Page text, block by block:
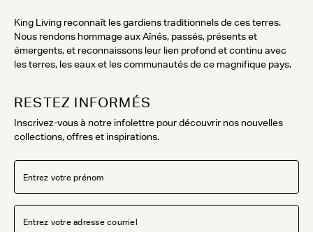
King Living reconnaît les gardiens traditionnels de ces terres.
Nous rendons hommage aux Aînés, passés, présents et
émergents, et reconnaissons leur lien profond et continu avec
les terres, les eaux et les communautés de ce magnifique pays.
RESTEZ INFORMÉS
Inscrivez-vous à notre infolettre pour découvrir nos nouvelles
collections, offres et inspirations.